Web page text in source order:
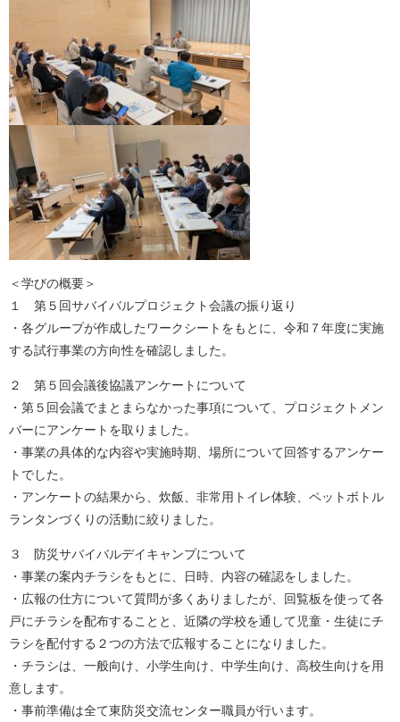
＜学びの概要＞
１ 第５回サバイバルプロジェクト会議の振り返り
・各グループが作成したワークシートをもとに、令和７年度に実施
する試行事業の方向性を確認しました。
２ 第５回会議後協議アンケートについて
・第５回会議でまとまらなかった事項について、プロジェクトメン
バーにアンケートを取りました。
・事業の具体的な内容や実施時期、場所について回答するアンケー
トでした。
・アンケートの結果から、炊飯、非常用トイレ体験、ペットボトル
ランタンづくりの活動に絞りました。
３ 防災サバイバルデイキャンプについて
・事業の案内チラシをもとに、日時、内容の確認をしました。
・広報の仕方について質問が多くありましたが、回覧板を使って各
戸にチラシを配布することと、近隣の学校を通して児童・生徒にチ
ラシを配付する２つの方法で広報することになりました。
・チラシは、一般向け、小学生向け、中学生向け、高校生向けを用
意します。
・事前準備は全て東防災交流センター職員が行います。